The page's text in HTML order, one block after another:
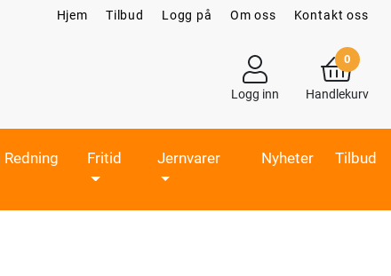
Hjem Tilbud Logg på Om oss Kontakt oss
Logg inn
0
Handlekurv
Fritid Jernvarer Nyheter Tilbud